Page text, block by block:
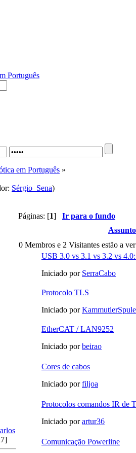
Português
em Português »
Sérgio_Sena)
Páginas: [1] Ir para o fundo
Assunto
0 Membros e 2 Visitantes estão a
USB 3.0 vs 3.1 vs 3.2 vs
Iniciado por SerraCabo
Protocolo TLS
Iniciado porKammutierSpule
EtherCAT / LAN9252
Iniciado porbeirao
Cores de cabos
Iniciado porfiljoa
Protocolos comandos IR de
Iniciado porartur36
Comunicação Powerline